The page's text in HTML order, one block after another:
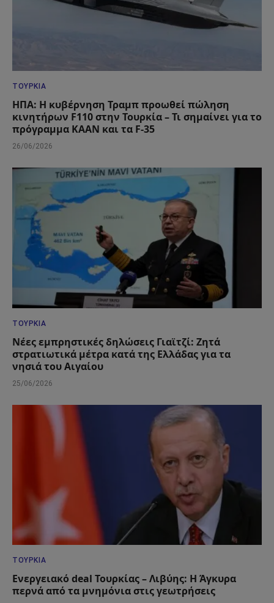
ΤΟΥΡΚΊΑ
ΗΠΑ: Η κυβέρνηση Τραμπ προωθεί πώληση
κινητήρων F110 στην Τουρκία – Τι σημαίνει για το
πρόγραμμα KAAN και τα F-35
26/06/2026
ΤΟΥΡΚΊΑ
Νέες εμπρηστικές δηλώσεις Γιαϊτζί: Ζητά
στρατιωτικά μέτρα κατά της Ελλάδας για τα
νησιά του Αιγαίου
25/06/2026
ΤΟΥΡΚΊΑ
Ενεργειακό deal Τουρκίας – Λιβύης: Η Άγκυρα
περνά από τα μνημόνια στις γεωτρήσεις